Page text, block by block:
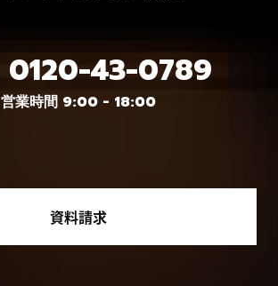
0120-43-0789
営業時間 9:00 - 18:00
資料請求